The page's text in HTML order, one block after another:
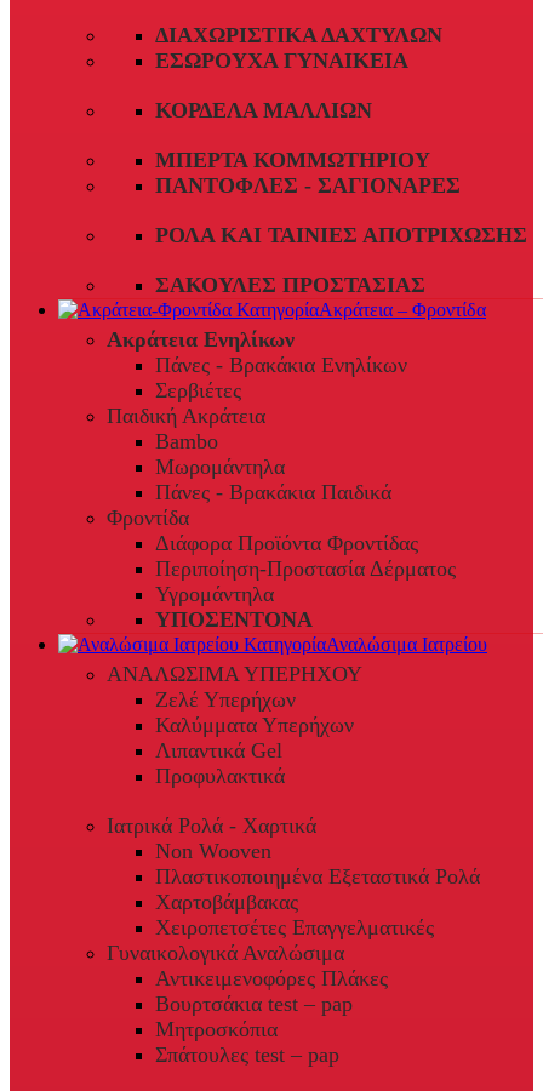
ΔΙΑΧΩΡΙΣΤΙΚΆ ΔΑΧΤΎΛΩΝ
ΕΣΏΡΟΥΧΑ ΓΥΝΑΙΚΕΊΑ
ΚΟΡΔΈΛΑ ΜΑΛΛΙΏΝ
ΜΠΈΡΤΑ ΚΟΜΜΩΤΗΡΊΟΥ
ΠΑΝΤΌΦΛΕΣ - ΣΑΓΙΟΝΆΡΕΣ
ΡΟΛΆ ΚΑΙ ΤΑΙΝΊΕΣ ΑΠΟΤΡΊΧΩΣΗΣ
ΣΑΚΟΎΛΕΣ ΠΡΟΣΤΑΣΊΑΣ
Ακράτεια – Φροντίδα
Ακράτεια Ενηλίκων
Πάνες - Βρακάκια Ενηλίκων
Σερβιέτες
Παιδική Ακράτεια
Bambo
Μωρομάντηλα
Πάνες - Βρακάκια Παιδικά
Φροντίδα
Διάφορα Προϊόντα Φροντίδας
Περιποίηση-Προστασία Δέρματος
Υγρομάντηλα
ΥΠΟΣΕΝΤΟΝΑ
Αναλώσιμα Ιατρείου
ΑΝΑΛΩΣΙΜΑ ΥΠΕΡΗΧΟΥ
Ζελέ Υπερήχων
Καλύμματα Υπερήχων
Λιπαντικά Gel
Προφυλακτικά
Ιατρικά Ρολά - Χαρτικά
Non Wooven
Πλαστικοποιημένα Εξεταστικά Ρολά
Χαρτοβάμβακας
Χειροπετσέτες Επαγγελματικές
Γυναικολογικά Αναλώσιμα
Αντικειμενοφόρες Πλάκες
Βουρτσάκια test – pap
Μητροσκόπια
Σπάτουλες test – pap